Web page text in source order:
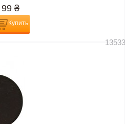
99 ₴
Купить